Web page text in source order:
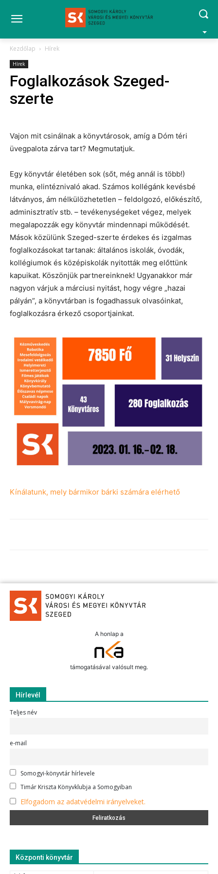
Kezdőlap Hírek
Hírek
Foglalkozások Szeged-
szerte
Vajon mit csinálnak a könyvtárosok, amíg a Dóm téri
üvegpalota zárva tart? Megmutatjuk.
Egy könyvtár életében sok (sőt, még annál is több!)
munka, elintéznivaló akad. Számos kollégánk kevésbé
látványos, ám nélkülözhetetlen – feldolgozó, előkészítő,
adminisztratív stb. – tevékenységeket végez, melyek
megalapozzák egy könyvtár mindennapi működését.
Mások közülünk Szeged-szerte érdekes és izgalmas
foglalkozásokat tartanak: általános iskolák, óvodák,
kollégiumok és középiskolák nyitották meg előttünk
kapuikat. Köszönjük partnereinknek! Ugyanakkor már
nagyon várjuk a márciusi nyitást, hogy végre „hazai
pályán”, a könyvtárban is fogadhassuk olvasóinkat,
foglalkozásra érkező csoportjainkat.
Kínálatunk, mely bármikor bárki számára elérhető
A honlap a
támogatásával valósult meg.
Hírlevél
Teljes név
e-mail
Somogyi-könyvtár hírlevele
Timár Kriszta Könyvklubja a Somogyiban
Elfogadom az adatvédelmi irányelveket.
Központi könyvtár